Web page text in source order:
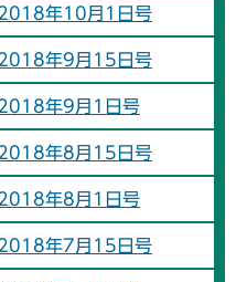
年10月1日号
年9月15日号
年9月1日号
年8月15日号
年8月1日号
年7月15日号